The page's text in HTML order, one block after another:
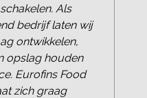
Als
bedrijf laten wij
ontwikkelen,
opslag houden
Eurofins Food
zich graag